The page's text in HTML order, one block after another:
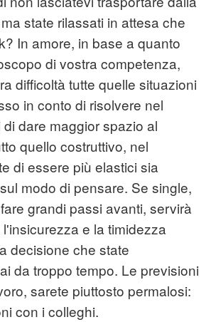
state rilassati in attesa che
In amore, in base a quanto
di vostra competenza,
difficoltà tutte quelle situazioni
in conto di risolvere nel
dare maggior spazio al
quello costruttivo, nel
di essere più elastici sia
modo di pensare. Se single,
grandi passi avanti, servirà
e la timidezza
decisione che state
da troppo tempo. Le previsioni
sarete piuttosto permalosi:
con i colleghi.